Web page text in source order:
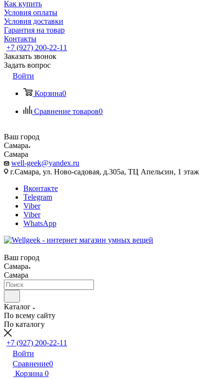
Как купить
Условия оплаты
Условия доставки
Гарантия на товар
Контакты
+7 (927) 200-22-11
Заказать звонок
Задать вопрос
Войти
Корзина0
Сравнение товаров0
Ваш город
Самара
Самара
well-geek@yandex.ru
г.Самара, ул. Ново-садовая, д.305а, ТЦ Апельсин, 1 этаж
Вконтакте
Telegram
Viber
Viber
WhatsApp
Ваш город
Самара
Самара
Каталог
По всему сайту
По каталогу
+7 (927) 200-22-11
Войти
Сравнение0
Корзина 0